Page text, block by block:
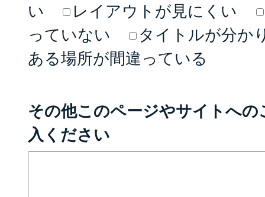
い
レイアウトが見にくい
っていない
タイトルが分か
ある場所が間違っている
その他このページやサイトへ
入ください